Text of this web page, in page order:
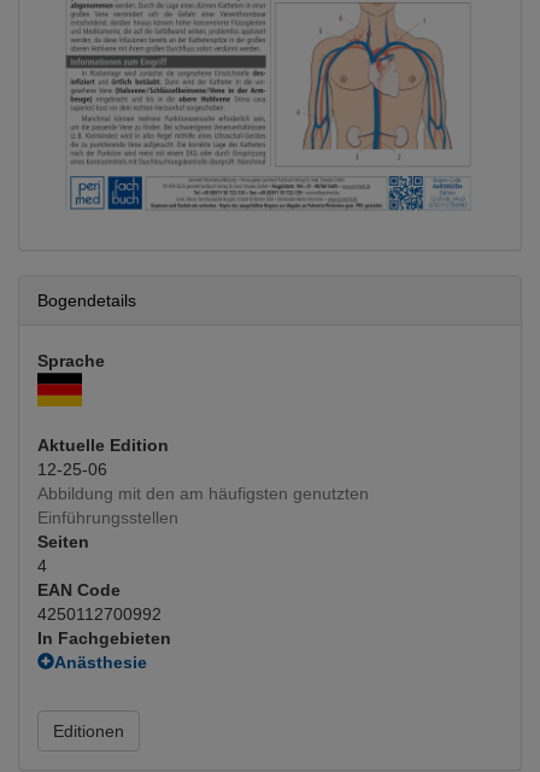
Bogendetails
Sprache
Aktuelle Edition
12-25-06
Abbildung mit den am häufigsten genutzten
Einführungsstellen
Seiten
4
EAN Code
4250112700992
In Fachgebieten
Anästhesie
Fachgebietsübergreifend
Interventionen
Editionen